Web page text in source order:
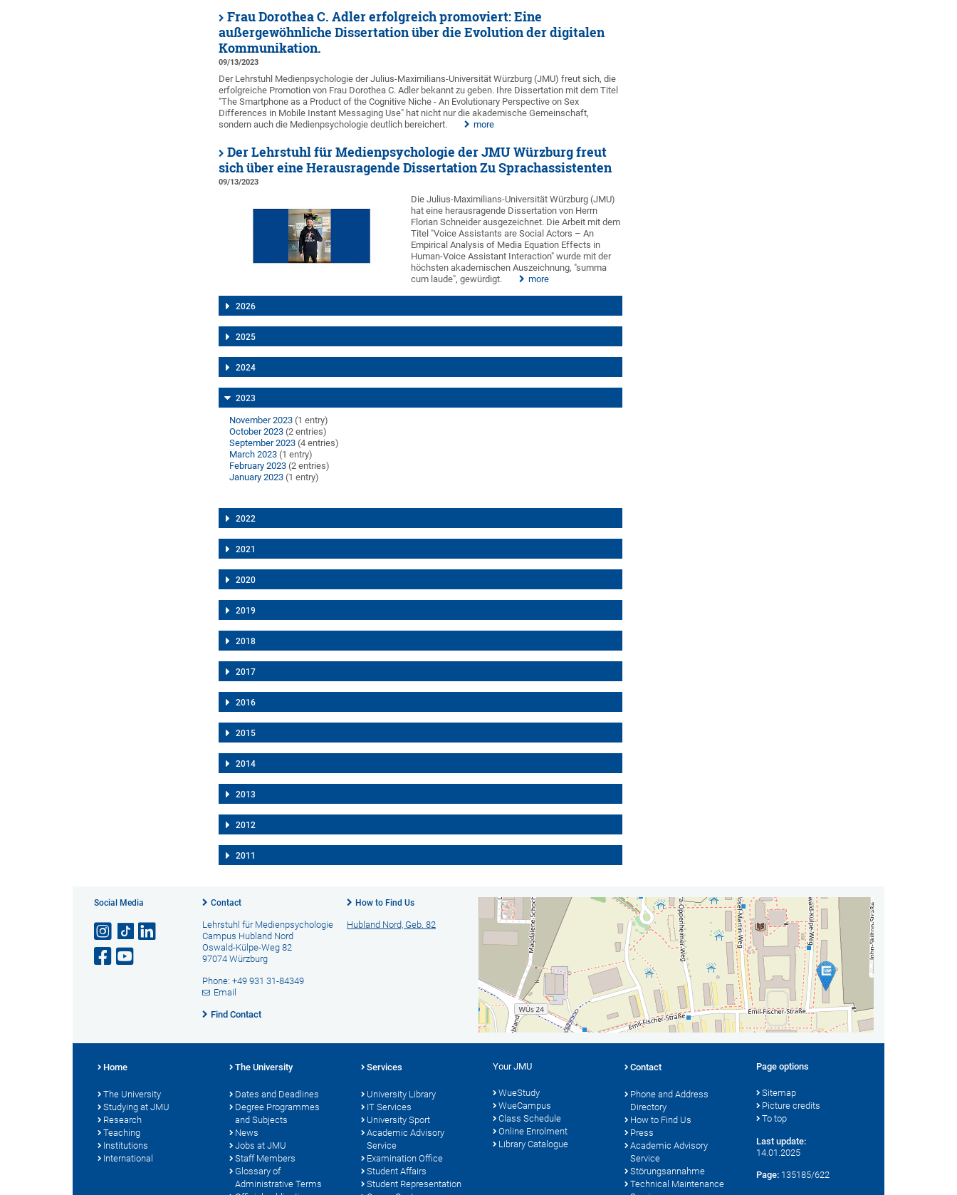
Frau Dorothea C. Adler erfolgreich promoviert: Eine
außergewöhnliche Dissertation über die Evolution der digitalen
Kommunikation.
09/13/2023
Der Lehrstuhl Medienpsychologie der Julius-Maximilians-Universität Würzburg (JMU) freut sich, die
erfolgreiche Promotion von Frau Dorothea C. Adler bekannt zu geben. Ihre Dissertation mit dem Titel
"The Smartphone as a Product of the Cognitive Niche - An Evolutionary Perspective on Sex
Differences in Mobile Instant Messaging Use" hat nicht nur die akademische Gemeinschaft,
sondern auch die Medienpsychologie deutlich bereichert.
more
Der Lehrstuhl für Medienpsychologie der JMU Würzburg freut
sich über eine Herausragende Dissertation Zu Sprachassistenten
09/13/2023
Die Julius-Maximilians-Universität Würzburg (JMU)
hat eine herausragende Dissertation von Herrn
Florian Schneider ausgezeichnet. Die Arbeit mit dem
Titel "Voice Assistants are Social Actors – An
Empirical Analysis of Media Equation Effects in
Human-Voice Assistant Interaction" wurde mit der
höchsten akademischen Auszeichnung, "summa
cum laude", gewürdigt.
more
2026
2025
2024
2023
November 2023 (1 entry)
October 2023 (2 entries)
September 2023 (4 entries)
March 2023 (1 entry)
February 2023 (2 entries)
January 2023 (1 entry)
2022
2021
2020
2019
2018
2017
2016
2015
2014
2013
2012
2011
Social Media Contact
Lehrstuhl für Medienpsychologie
Campus Hubland Nord
Oswald-Külpe-Weg 82
97074 Würzburg
Phone: +49 931 31-84349
Email
Find Contact
How to Find Us
Hubland Nord, Geb. 82
Home
The University
Studying at JMU
Research
Teaching
Institutions
International
The University
Dates and Deadlines
Degree Programmes
and Subjects
News
Jobs at JMU
Staff Members
Glossary of
Administrative Terms
Services
University Library
IT Services
University Sport
Academic Advisory
Service
Examination Office
Student Affairs
Student Representation
Your JMU
WueStudy
WueCampus
Class Schedule
Online Enrolment
Library Catalogue
Contact
Phone and Address
Directory
How to Find Us
Press
Academic Advisory
Service
Störungsannahme
Technical Maintenance
Page options
Sitemap
Picture credits
To top
Last update:
14.01.2025
Page: 135185/622